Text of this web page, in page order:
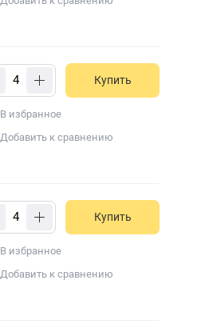
Купить
В избранное
Добавить к сравнению
Купить
В избранное
Добавить к сравнению